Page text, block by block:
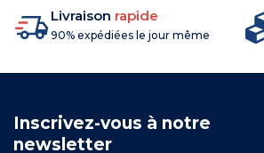
Livraison rapide
90% expédiées le jour même
Inscrivez-vous à notre
newsletter